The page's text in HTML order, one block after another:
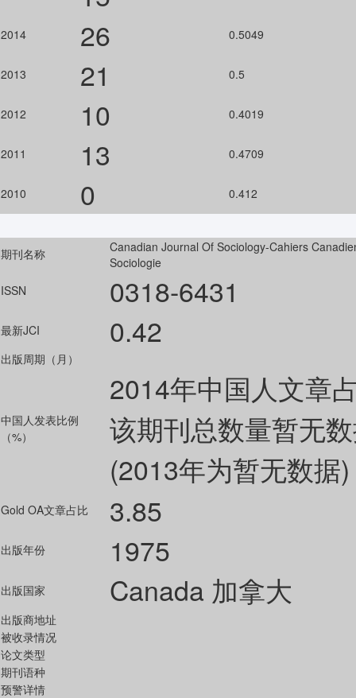
2014 26 0.5049
2013 21 0.5
2012 10 0.4019
2011 13 0.4709
2010 0 0.412
期刊名称
Canadian Journal Of Sociology-Cahiers
Sociologie
ISSN
0318-6431
最新JCI 0.42
出版周期（月）
中国人发表比例
（%）
2014年中国人文章
该期刊总数量暂无
(2013年为暂无数据)
Gold OA文章占比 3.85
出版年份 1975
出版国家 Canada 加拿大
出版商地址
被收录情况
论文类型
期刊语种
预警详情